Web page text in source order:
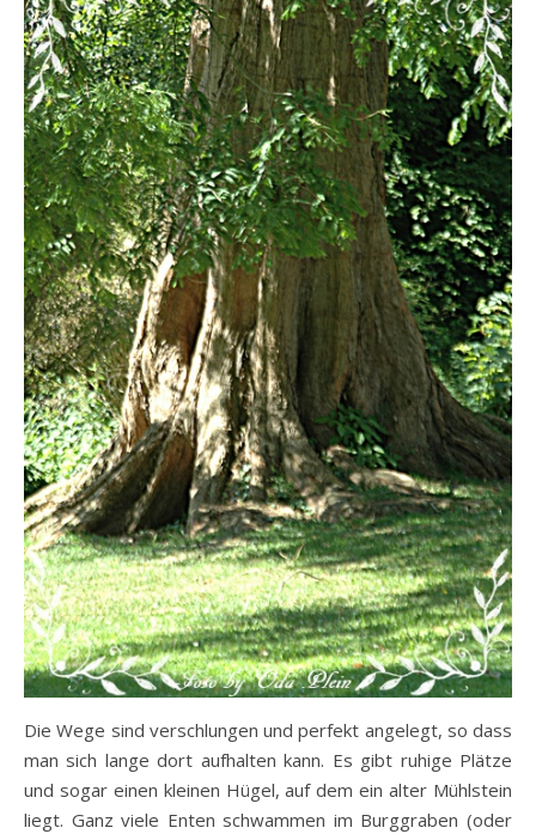
Die Wege sind verschlungen und perfekt angelegt, so dass
man sich lange dort aufhalten kann. Es gibt ruhige Plätze
und sogar einen kleinen Hügel, auf dem ein alter Mühlstein
liegt. Ganz viele Enten schwammen im Burggraben (oder